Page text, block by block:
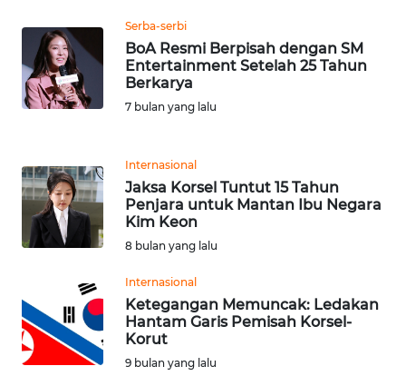
Serba-serbi
BoA Resmi Berpisah dengan SM
Entertainment Setelah 25 Tahun
Berkarya
7 bulan yang lalu
Internasional
Jaksa Korsel Tuntut 15 Tahun
Penjara untuk Mantan Ibu Negara
Kim Keon
8 bulan yang lalu
Internasional
Ketegangan Memuncak: Ledakan
Hantam Garis Pemisah Korsel-
Korut
9 bulan yang lalu
WN
SUMSEL
WN
WN
LAMPUNG
WN
WN
NUSANTARA